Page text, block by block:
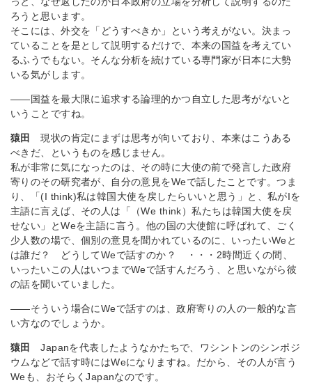
ろうと思います。
そこには、外交を「どうすべきか」という考えがない。決まっ
ていることを是として説明するだけで、本来の国益を考えてい
るふうでもない。そんな分析を続けている専門家が日本に大勢
いる気がします。
――国益を最大限に追求する論理的かつ自立した思考がないと
いうことですね。
猿田
現状の肯定にまずは思考が向いており、本来はこうある
べきだ、というものを感じません。
私が非常に気になったのは、その時に大使の前で発言した政府
寄りのその研究者が、自分の意見をWeで話したことです。つま
り、「(I think)私は韓国大使を戻したらいいと思う」と、私がIを
主語に言えば、その人は「（We think）私たちは韓国大使を戻
せない」とWeを主語に言う。他の国の大使館に呼ばれて、ごく
少人数の場で、個別の意見を聞かれているのに、いったいWeと
は誰だ？ どうしてWeで話すのか？ ・・・2時間近くの間、
いったいこの人はいつまでWeで話すんだろう、と思いながら彼
の話を聞いていました。
――そういう場合にWeで話すのは、政府寄りの人の一般的な言
い方なのでしょうか。
猿田
Japanを代表したようなかたちで、ワシントンのシンポジ
ウムなどで話す時にはWeになりますね。だから、その人が言う
Weも、おそらくJapanなのです。